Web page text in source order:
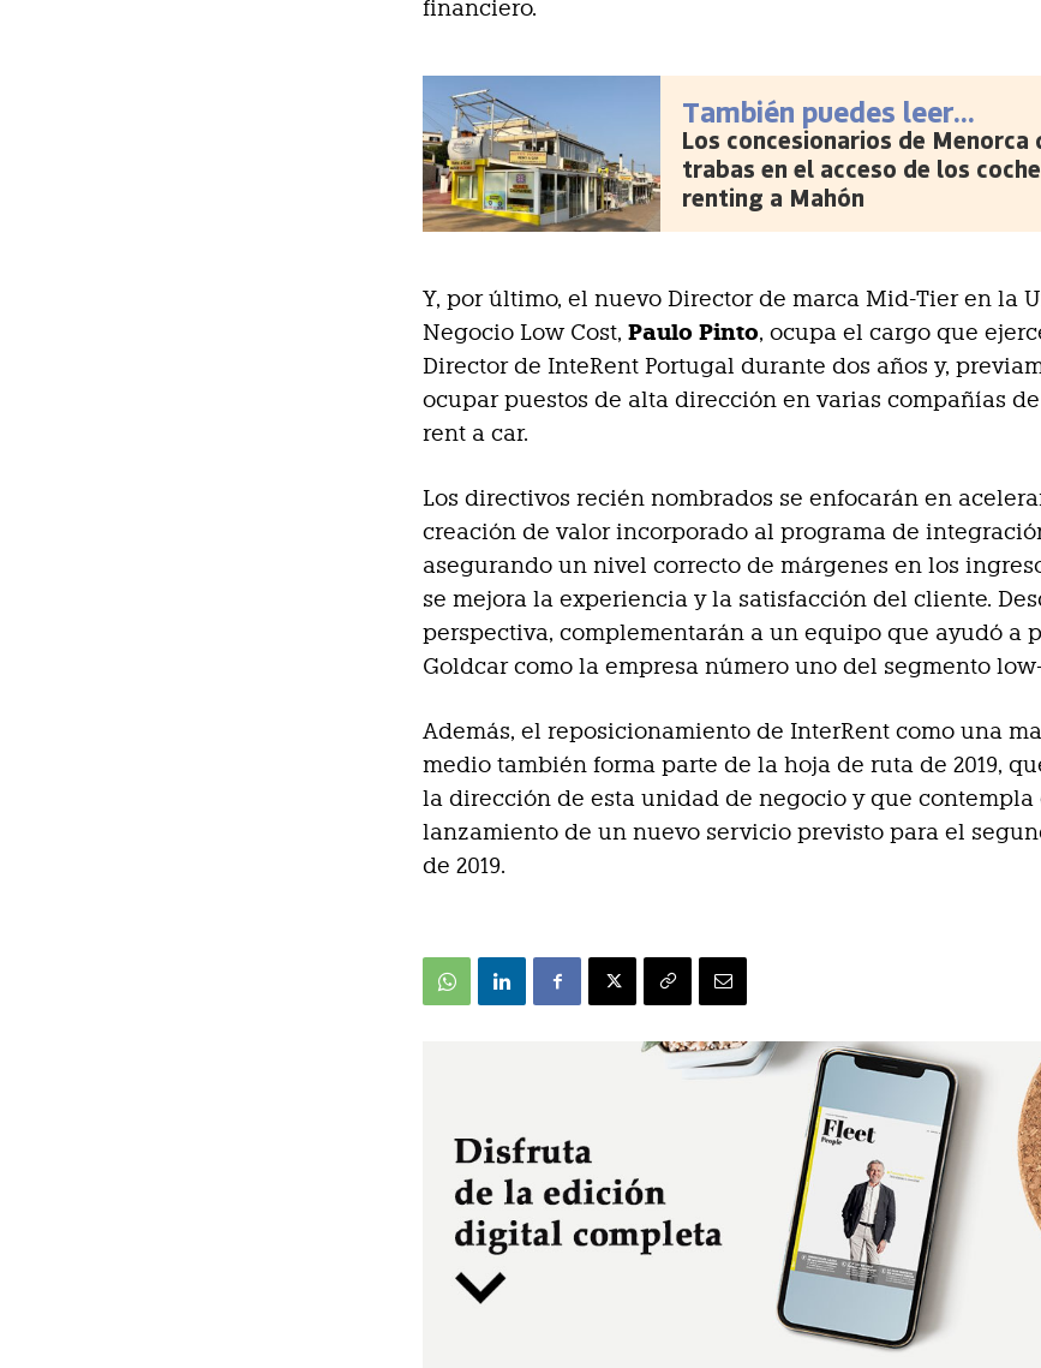
financiero.
También puedes leer...
Los concesionarios de Menorca
trabas en el acceso de los
renting a Mahón
Y, por último, el nuevo Director de marca Mid-Tier en la
Negocio Low Cost,Paulo Pinto, ocupa el cargo que
Director de InteRent Portugal durante dos años y,
ocupar puestos de alta dirección en varias compañías
rent a car.
Los directivos recién nombrados se enfocarán en
creación de valor incorporado al programa de
asegurando un nivel correcto de márgenes en los
se mejora la experiencia y la satisfacción del cliente.
perspectiva, complementarán a un equipo que ayudó a
Goldcar como la empresa número uno del segmento
Además, el reposicionamiento de InterRent como una
medio también forma parte de la hoja de ruta de 2019,
la dirección de esta unidad de negocio y que contempla
lanzamiento de un nuevo servicio previsto para el
de 2019.